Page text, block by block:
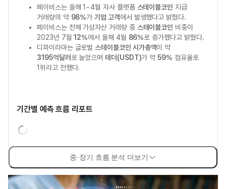
페이비스는 올해 1~4월 자사 플랫폼 스테이블코인 지급
거래량의 약 98%가기업 고객에서 발생했다고 밝혔다.
페이비스는 전체 가상자산 거래량 중 스테이블코인 비중이
2023년 7월12%에서 올해 4월 86%로 증가했다고 밝혔다.
디파이라마는 글로벌 스테이블코인 시가총액이 약
3195억달러 로 늘었으며테더(USDT)가 약59% 점유율로
1위라고 전했다.
기간별 예측 흐름 리포트
중·장기 흐름 분석 더보기